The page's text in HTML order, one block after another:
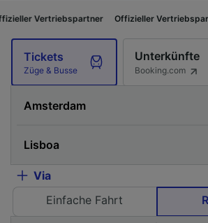
Offizieller Vertriebspartner
Tickets
Züge & Busse
Unterkünfte
Booking.com
Via
Einfache Fahrt